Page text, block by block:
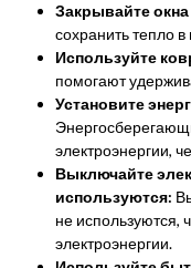
Закрывайте
сохранить тепло
Используйте
помогают
Установите
электроэнергии,
Выключайте
используются:
не используются,
электроэнергии.